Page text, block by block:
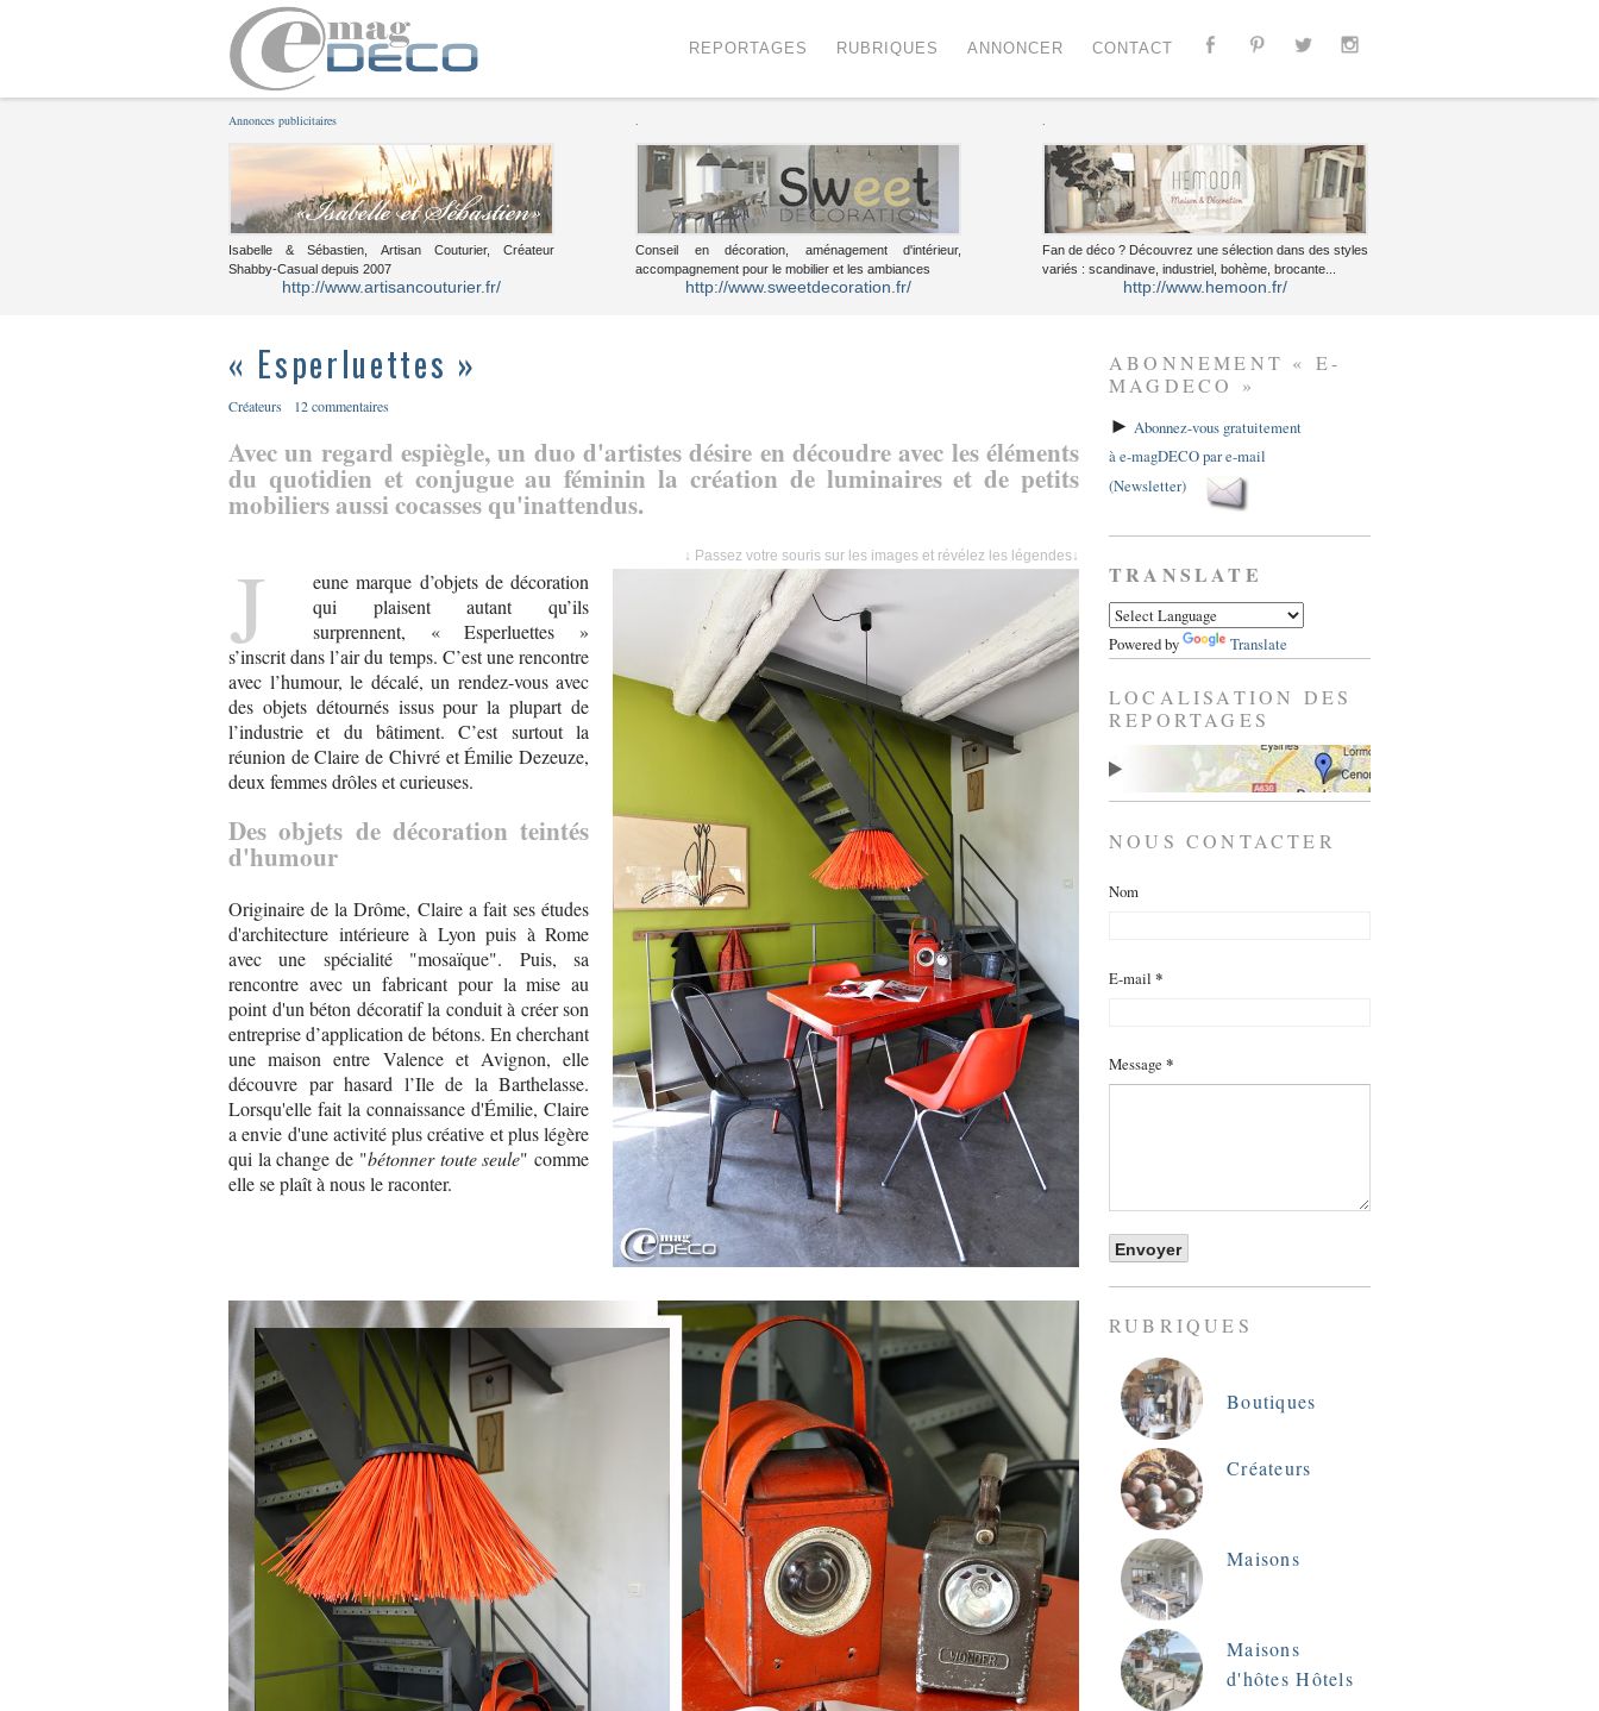
REPORTAGES RUBRIQUES ANNONCER CONTACT
Annonces publicitaires
Isabelle & Sébastien, Artisan Couturier, Créateur
Shabby-Casual depuis 2007
http://www.artisancouturier.fr/
Conseil en décoration, aménagement d'intérieur,
accompagnement pour le mobilier et les ambiances
http://www.sweetdecoration.fr/
Fan de déco ? Découvrez une sélection dans des styles
variés : scandinave, industriel, bohème, brocante...
http://www.hemoon.fr/
« Esperluettes »
Créateurs 12 commentaires
Avec un regard espiègle, un duo d'artistes désire en découdre avec les éléments
du quotidien et conjugue au féminin la création de luminaires et de petits
mobiliers aussi cocasses qu'inattendus.
↓ Passez votre souris sur les images et révélez les légendes↓
J
eune marque d’objets de décoration
qui plaisent autant qu’ils
surprennent, « Esperluettes »
s’inscrit dans l’air du temps. C’est une rencontre
avec l’humour, le décalé, un rendez-vous avec
des objets détournés issus pour la plupart de
l’industrie et du bâtiment. C’est surtout la
réunion de Claire de Chivré et Émilie Dezeuze,
deux femmes drôles et curieuses.
Des objets de décoration teintés
d'humour
Originaire de la Drôme, Claire a fait ses études
d'architecture intérieure à Lyon puis à Rome
avec une spécialité "mosaïque". Puis, sa
rencontre avec un fabricant pour la mise au
point d'un béton décoratif la conduit à créer son
entreprise d’application de bétons. En cherchant
une maison entre Valence et Avignon, elle
découvre par hasard l’Ile de la Barthelasse.
Lorsqu'elle fait la connaissance d'Émilie, Claire
a envie d'une activité plus créative et plus légère
qui la change de "bétonner toute seule" comme
elle se plaît à nous le raconter.
ABONNEMENT « E-
MAGDECO »
► Abonnez-vous gratuitement
à e-magDECO par e-mail
(Newsletter)
TRANSLATE
Powered by Translate
LOCALISATION DES
REPORTAGES
NOUS CONTACTER
Nom
E-mail *
Message *
RUBRIQUES
Boutiques
Créateurs
Maisons
Maisons
d'hôtes Hôtels